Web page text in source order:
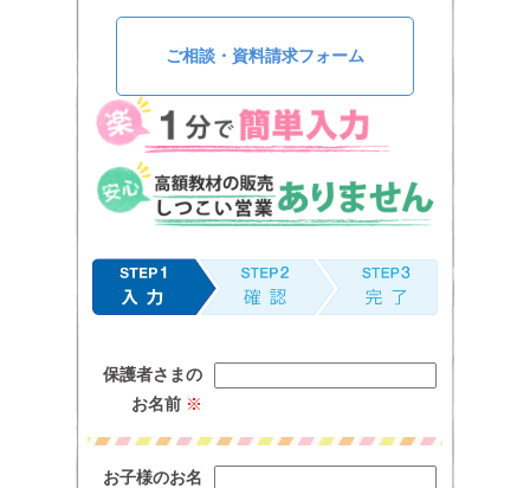
ご相談・資料請求フォーム
保護者さまの
お名前 ※
お子様のお名